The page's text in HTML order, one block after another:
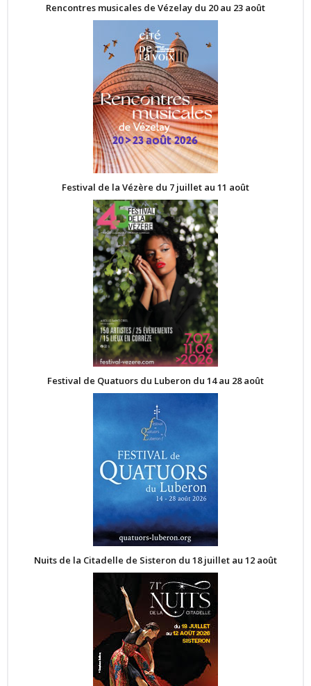
Rencontres musicales de Vézelay du 20 au 23 août
Festival de la Vézère du 7 juillet au 11 août
Festival de Quatuors du Luberon du 14 au 28 août
Nuits de la Citadelle de Sisteron du 18 juillet au 12 août